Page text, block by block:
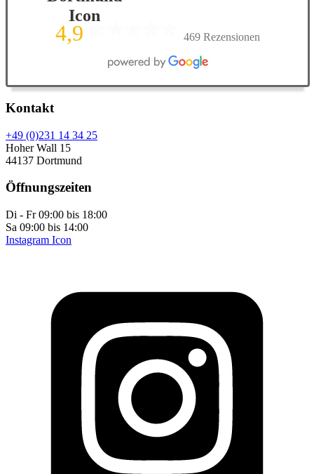
4,9 469 Rezensionen
Kontakt
+49 (0)231 14 34 25
Hoher Wall 15
44137 Dortmund
Öffnungszeiten
Di - Fr 09:00 bis 18:00
Sa 09:00 bis 14:00
Instagram Icon